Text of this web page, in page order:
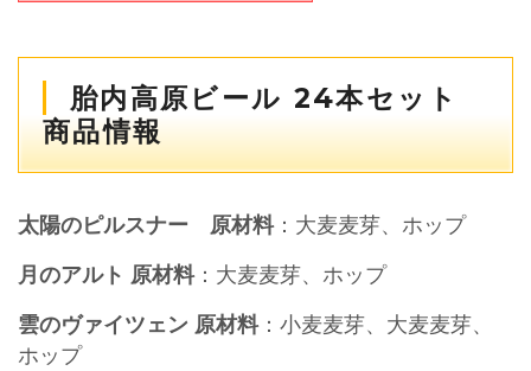
胎内高原ビール 24本セット
商品情報
太陽のピルスナー 原材料：大麦麦芽、ホップ
月のアルト 原材料：大麦麦芽、ホップ
雲のヴァイツェン 原材料：小麦麦芽、大麦麦芽、
ホップ